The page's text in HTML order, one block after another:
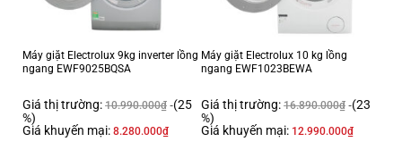
Máy giặt Electrolux 9kg inverter lồng
ngang EWF9025BQSA
Giá thị trường: 10.990.000₫ (25
%)
Giá khuyến mại: 8.280.000₫
Máy giặt Electrolux 10 kg lồng
ngang EWF1023BEWA
Giá thị trường: 16.890.000₫ (23
%)
Giá khuyến mại: 12.990.000₫